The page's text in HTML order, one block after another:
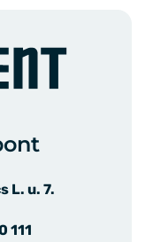
L. u. 7.
111